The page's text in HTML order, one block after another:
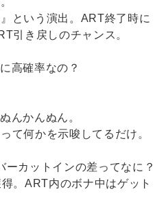
という演出。ART終了時に
引き戻しのチャンス。
高確率なの？
んかんぬん。
て何かを示唆してるだけ。
ーカットインの差ってなに？
。ART内のボナ中はゲット